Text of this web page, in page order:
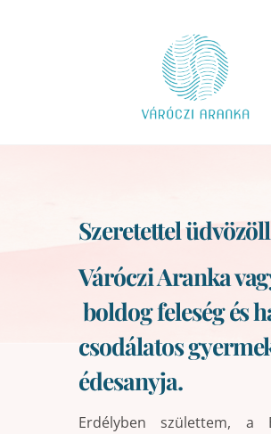
Szeretettel
Váróczi Aranka
boldog feleség és
csodálatos
édesanyja.
Erdélyben születtem, a